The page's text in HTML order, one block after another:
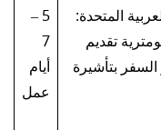
المتحدة:
تقديم
بتأشيرة
5 –
7
أيام
عمل